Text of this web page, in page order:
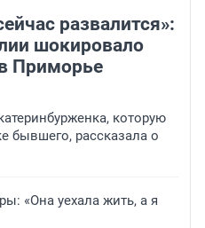
развалится»:
шокировало
Приморье
которую
бывшего, рассказала о
«Она уехала жить, а я